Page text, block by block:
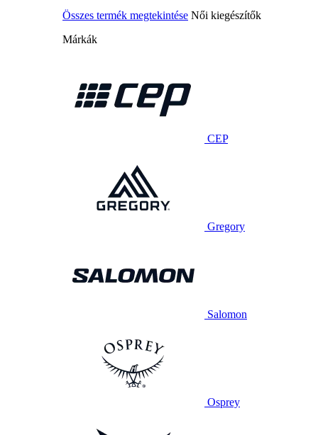
Összes termék megtekintése Női kiegészítők
Márkák
CEP
Gregory
Salomon
Osprey